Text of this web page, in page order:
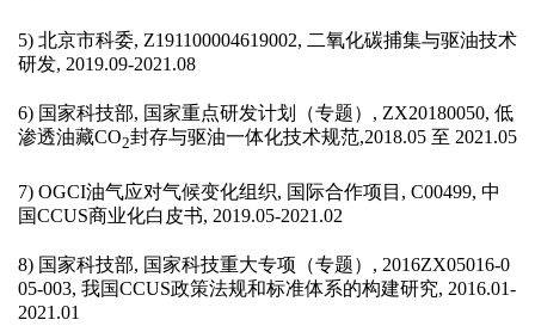
5) 北京市科委, Z191100004619002, 二氧化碳捕集与驱油技术
研发, 2019.09-2021.08
6) 国家科技部, 国家重点研发计划（专题） , ZX20180050, 低
渗透油藏CO2封存与驱油一体化技术规范,2018.05 至 2021.05
7) OGCI油气应对气候变化组织, 国际合作项目 , C00499, 中
国CCUS商业化白皮书, 2019.05-2021.02
8) 国家科技部, 国家科技重大专项（专题） , 2016ZX05016-0
05-003, 我国CCUS政策法规和标准体系的构建研究, 2016.01-
2021.01